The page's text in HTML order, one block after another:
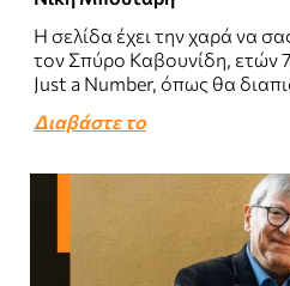
Η σελίδα έχει την χαρά να
τον Σπύρο Καβουνίδη, ετών
Just a Number, όπως θα
Διαβάστε το